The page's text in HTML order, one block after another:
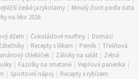
české jazykolamy | Minulý život podle data
na léto 2026
džem | Čokoládové muffiny | Domácí
| Recepty s lilkem | Perník | Třešňová
chlebíček | Zálivky na salát | Zelná
| Fazolky na smetaně | Vepřová panenka |
| Sportovní nápoj | Recepty s rybízem